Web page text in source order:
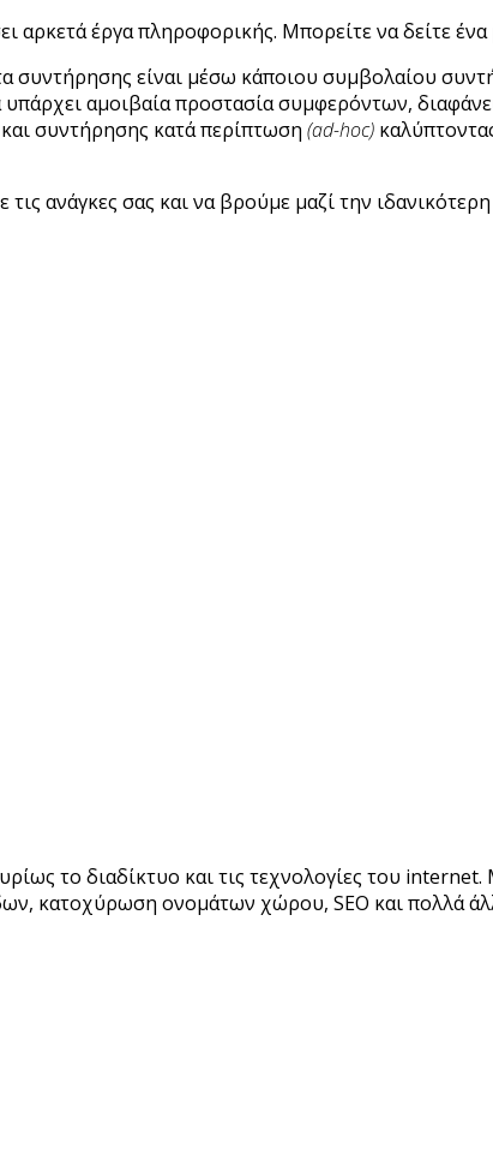
αρκετά έργα πληροφορικής. Μπορείτε να δείτε
συντήρησης είναι μέσω κάποιου συμβολαίου
αμοιβαία προστασία συμφερόντων,
συντήρησης κατά περίπτωση (ad-hoc)
τις ανάγκες σας και να βρούμε μαζί την
το διαδίκτυο και τις τεχνολογίες του
κατοχύρωση ονομάτων χώρου, SEO και πολλά